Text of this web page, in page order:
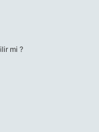
mi ?